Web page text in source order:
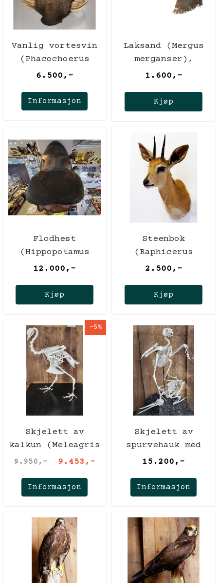
Vanlig vortesvin
(Phacochoerus
africanus), hann,
6.500,-
Informasjon
Laksand (Mergus
merganser),
utstoppet
1.600,-
Kjøp
Flodhest
(Hippopotamus
amphibius),
CITES
12.000,-
Kjøp
Steenbok
(Raphicerus
campestris),
2.500,-
Kjøp
-5%
Skjelett av
kalkun (Meleagris
gallopavo)
9.950,- 9.453,-
Informasjon
Skjelett av
spurvehauk med
enkeltbekkasin i
15.200,-
Informasjon